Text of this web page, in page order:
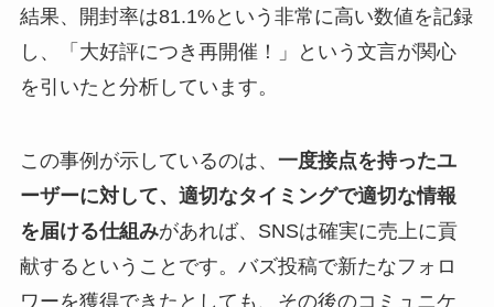
結果、開封率は81.1%という非常に高い数値を記録
し、「大好評につき再開催！」という文言が関心
を引いたと分析しています。
この事例が示しているのは、 一度接点を持ったユ
ーザーに対して、適切なタイミングで適切な情報
を届ける仕組みがあれば、SNSは確実に売上に貢
献するということです。バズ投稿で新たなフォロ
ワーを獲得できたとしても、その後のコミュニケ